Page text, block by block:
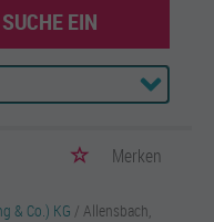
EIN
Merken
& Co.) KG / Allensbach,